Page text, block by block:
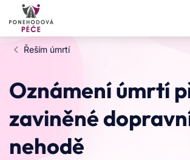
Přeskočit na obsah
Řeším úmrtí
Oznámení úmrtí
zaviněné
nehodě
Online
Dobrý den,
jsem virtuální asistent ponehodové
s aktuálně platnou legislativou a